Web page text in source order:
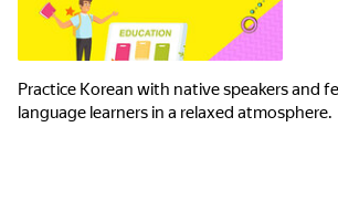
Practice Korean with native speakers and
language learners in a relaxed atmosphere.